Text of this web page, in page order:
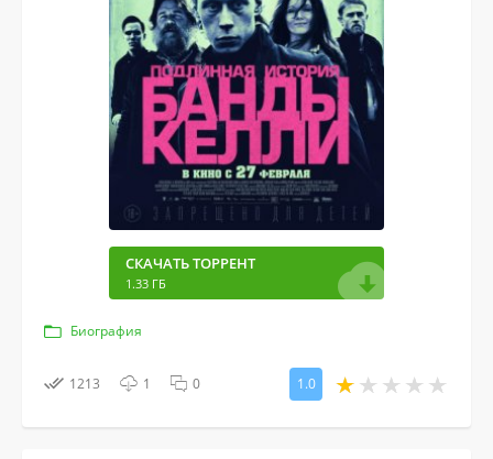
СКАЧАТЬ ТОРРЕНТ
1.33 ГБ
Биография
1213 1 0 1.0